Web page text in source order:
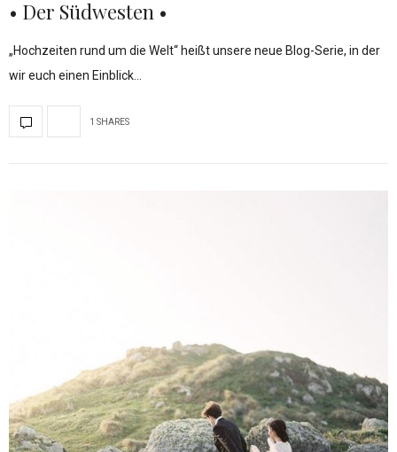
• Der Südwesten •
„Hochzeiten rund um die Welt“ heißt unsere neue Blog-Serie, in der
wir euch einen Einblick…
1 SHARES